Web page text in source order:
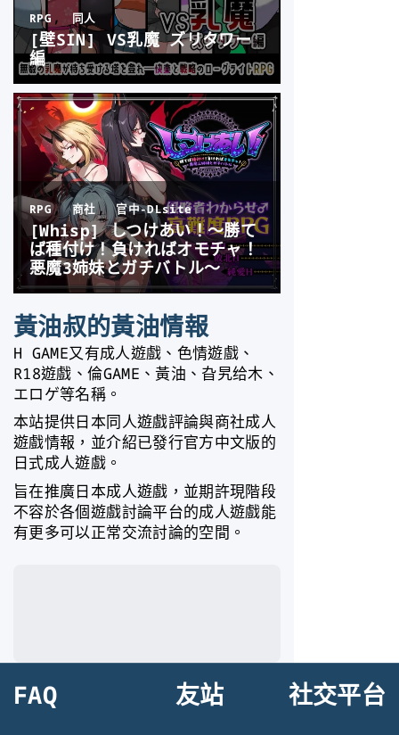
黃油叔的黃油情報
H GAME又有成人遊戲、色情遊戲、
R18遊戲、倫GAME、黃油、旮旯给木、
エロゲ等名稱。
本站提供日本同人遊戲評論與商社成人
遊戲情報，並介紹已發行官方中文版的
日式成人遊戲。
旨在推廣日本成人遊戲，並期許現階段
不容於各個遊戲討論平台的成人遊戲能
有更多可以正常交流討論的空間。
FAQ 友站 社交平台